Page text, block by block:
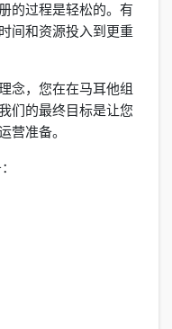
的过程是轻松的。有
间和资源投入到更重
念，您在在马耳他组
们的最终目标是让您
营准备。